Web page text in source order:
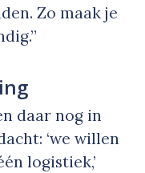
Zo maak je
daar nog in
‘we willen
logistiek,’